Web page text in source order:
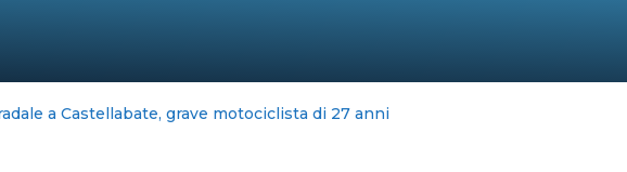
scippato in via Mobilio